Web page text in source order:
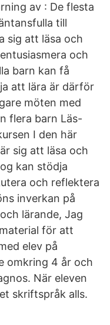
av : De flesta
till
sig att läsa och
och
barn kan få
att lära är därför
möten med
flera barn Läs-
I den här
sig att läsa och
kan stödja
och reflektera
inverkan på
lärande, Jag
för att
elev på
omkring 4 år och
När eleven
skriftspråk alls.